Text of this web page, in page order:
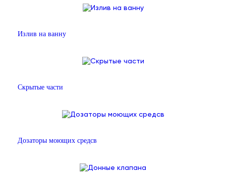
Излив на ванну
Скрытые части
Дозаторы моющих средсв